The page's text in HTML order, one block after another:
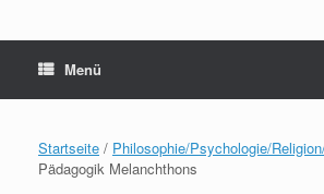
Menü
Startseite / Philosophie/Psychologie/
Pädagogik Melanchthons